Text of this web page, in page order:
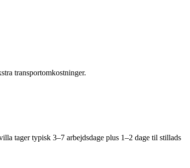
transportomkostninger.
tager typisk 3–7 arbejdsdage plus 1–2 dage til stillads